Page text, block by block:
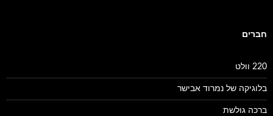
חברים
220 וולט
בלוגיקה של נמרוד אבישר
ברכה גולשת